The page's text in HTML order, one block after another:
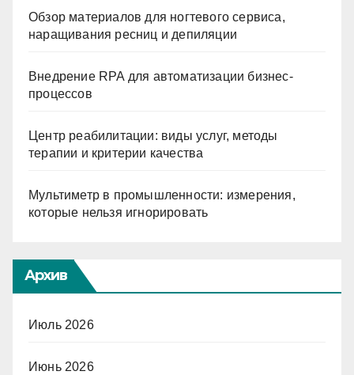
Обзор материалов для ногтевого сервиса,
наращивания ресниц и депиляции
Внедрение RPA для автоматизации бизнес-
процессов
Центр реабилитации: виды услуг, методы
терапии и критерии качества
Мультиметр в промышленности: измерения,
которые нельзя игнорировать
Архив
Июль 2026
Июнь 2026